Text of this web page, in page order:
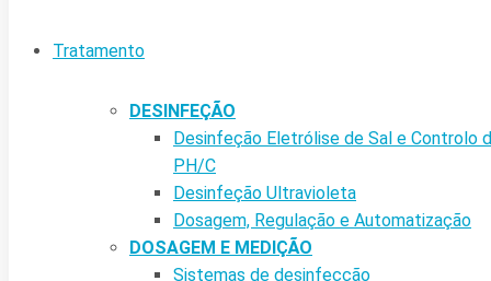
Tratamento
DESINFEÇÃO
Desinfeção Eletrólise de Sal e Controlo
PH/C
Desinfeção Ultravioleta
Dosagem, Regulação e Automatização
DOSAGEM E MEDIÇÃO
Sistemas de desinfecção